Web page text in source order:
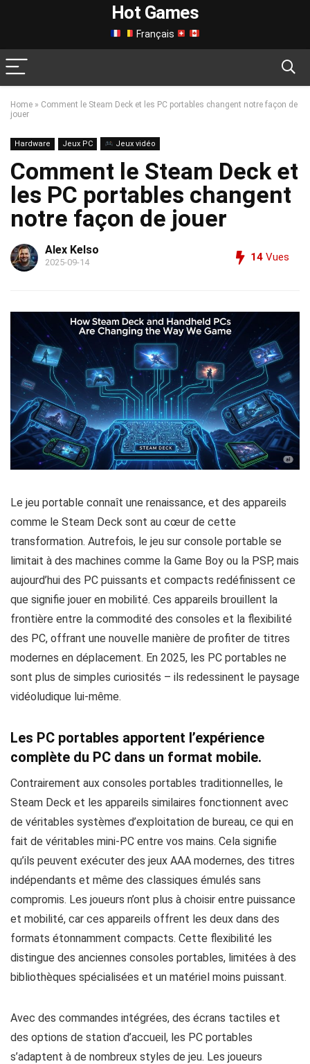
Hot Games
Français
Home » Comment le Steam Deck et les PC portables changent notre façon de
jouer
Hardware Jeux PC Jeux vidéo
Comment le Steam Deck et
les PC portables changent
notre façon de jouer
Alex Kelso
2025-09-14 14 Vues
Le jeu portable connaît une renaissance, et des appareils
comme le Steam Deck sont au cœur de cette
transformation. Autrefois, le jeu sur console portable se
limitait à des machines comme la Game Boy ou la PSP, mais
aujourd’hui des PC puissants et compacts redéfinissent ce
que signifie jouer en mobilité. Ces appareils brouillent la
frontière entre la commodité des consoles et la flexibilité
des PC, offrant une nouvelle manière de profiter de titres
modernes en déplacement. En 2025, les PC portables ne
sont plus de simples curiosités – ils redessinent le paysage
vidéoludique lui-même.
Les PC portables apportent l’expérience
complète du PC dans un format mobile.
Contrairement aux consoles portables traditionnelles, le
Steam Deck et les appareils similaires fonctionnent avec
de véritables systèmes d’exploitation de bureau, ce qui en
fait de véritables mini-PC entre vos mains. Cela signifie
qu’ils peuvent exécuter des jeux AAA modernes, des titres
indépendants et même des classiques émulés sans
compromis. Les joueurs n’ont plus à choisir entre puissance
et mobilité, car ces appareils offrent les deux dans des
formats étonnamment compacts. Cette flexibilité les
distingue des anciennes consoles portables, limitées à des
bibliothèques spécialisées et un matériel moins puissant.
Avec des commandes intégrées, des écrans tactiles et
des options de station d’accueil, les PC portables
s’adaptent à de nombreux styles de jeu. Les joueurs